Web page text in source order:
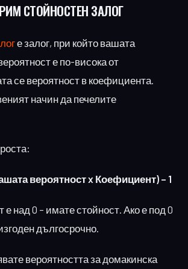
СТОЙНОСТЕН ЗАЛОГ
е залог, при който вашата
е по-висока от
се вероятност в коефициента.
начин да печелите
вероятност x Коефициент) – 1
е над 0 – имате стойност. Ако е под 0
дългосрочно.
вероятността за домакинска